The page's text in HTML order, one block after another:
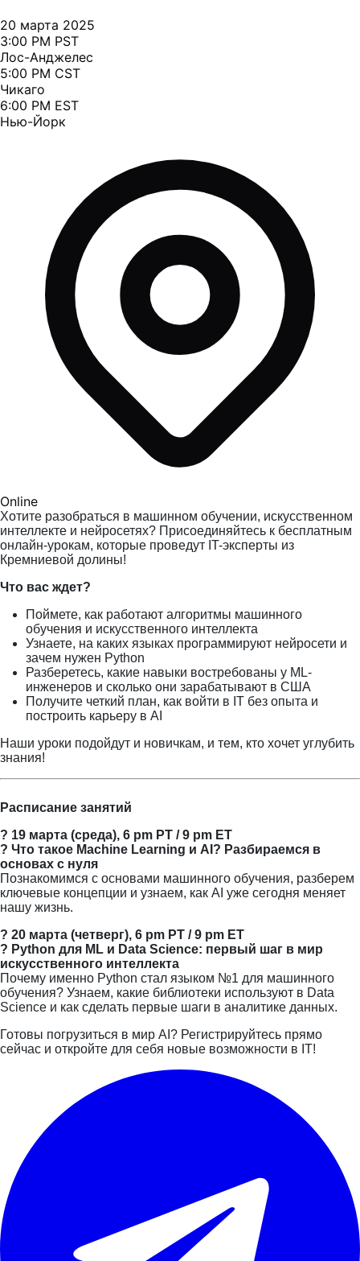
20 марта 2025
3:00 PM PST
Лос-Анджелес
5:00 PM CST
Чикаго
6:00 PM EST
Нью-Йорк
Online
Хотите разобраться в машинном обучении, искусственном
интеллекте и нейросетях? Присоединяйтесь к бесплатным
онлайн-урокам, которые проведут IT-эксперты из
Кремниевой долины!
Что вас ждет?
Поймете, как работают алгоритмы машинного
обучения и искусственного интеллекта
Узнаете, на каких языках программируют нейросети и
зачем нужен Python
Разберетесь, какие навыки востребованы у ML-
инженеров и сколько они зарабатывают в США
Получите четкий план, как войти в IT без опыта и
построить карьеру в AI
Наши уроки подойдут и новичкам, и тем, кто хочет углубить
знания!
Расписание занятий
? 19 марта (среда), 6 pm PT / 9 pm ET
? Что такое Machine Learning и AI? Разбираемся в
основах с нуля
Познакомимся с основами машинного обучения, разберем
ключевые концепции и узнаем, как AI уже сегодня меняет
нашу жизнь.
? 20 марта (четверг), 6 pm PT / 9 pm ET
? Python для ML и Data Science: первый шаг в мир
искусственного интеллекта
Почему именно Python стал языком №1 для машинного
обучения? Узнаем, какие библиотеки используют в Data
Science и как сделать первые шаги в аналитике данных.
Готовы погрузиться в мир AI? Регистрируйтесь прямо
сейчас и откройте для себя новые возможности в IT!